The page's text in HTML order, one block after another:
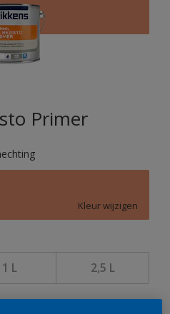
Primer
Kleur wijzigen
1 L 2,5 L